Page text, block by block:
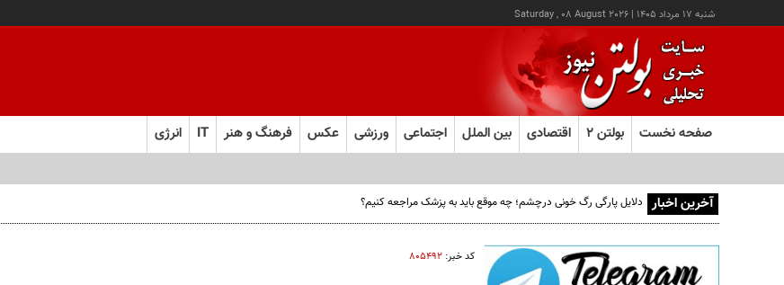
شنبه ۱۷ مرداد ۱۴۰۵ |
Saturday , 08 August 2026
صفحه نخست بولتن ۲ اقتصادی بین الملل اجتماعی ورزشی عکس فرهنگ و هنر IT انرژی
آخرین اخبار دلایل پارگی رگ خونی درچشم؛ چه موقع باید به پزشک مراجعه کنیم؟
کد خبر: ۸۰۵۴۹۲